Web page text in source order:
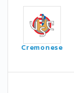
Cremonese